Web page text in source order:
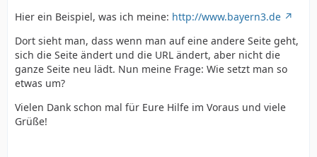
Hier ein Beispiel, was ich meine: http://www.bayern3.de
Dort sieht man, dass wenn man auf eine andere Seite geht,
sich die Seite ändert und die URL ändert, aber nicht die
ganze Seite neu lädt. Nun meine Frage: Wie setzt man so
etwas um?
Vielen Dank schon mal für Eure Hilfe im Voraus und viele
Grüße!